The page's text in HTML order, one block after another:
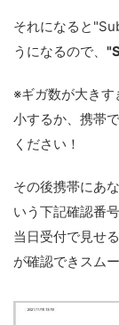
それになると
うになるので、
※ギガ数が大き
小するか、携帯
ください！
その後携帯にあ
いう下記確認番
当日受付で見せ
が確認できスムー